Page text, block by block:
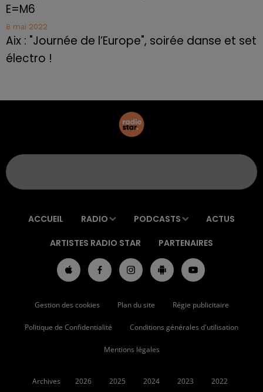
E=M6
8 mai 2022
Aix : "Journée de l’Europe", soirée danse et set
électro !
ACCUEIL RADIO PODCASTS ACTUS
ARTISTES RADIO STAR PARTENAIRES
Gestion des cookies Plan du site Régie publicitaire
Politique de Confidentialité Conditions générales d'utilisation
Mentions légales
Archives 2026 2025 2024 2023 2022